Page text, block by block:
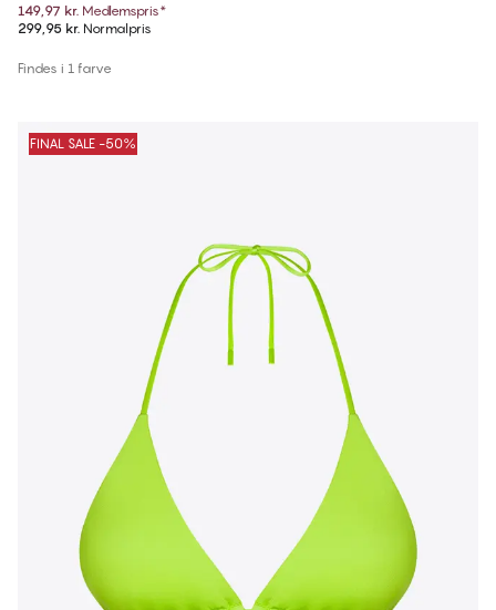
149,97 kr. Medlemspris*
299,95 kr. Normalpris
Findes i 1 farve
FINAL SALE -50%